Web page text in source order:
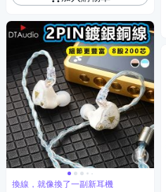
換線，就像換了一副新耳機